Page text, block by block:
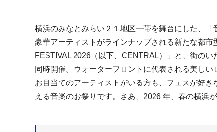
横浜のみなとみらい２１地区一帯を舞台にした、「
豪華アーティストがラインナップされる新たな都
FESTIVAL 2026（以下、CENTRAL）」と、街の
同時開催。ウォーターフロントに代表される美し
お目当てのアーティストがいる方も、フェスが好
える音楽のお祭りです。さあ、2026 年、春の横浜